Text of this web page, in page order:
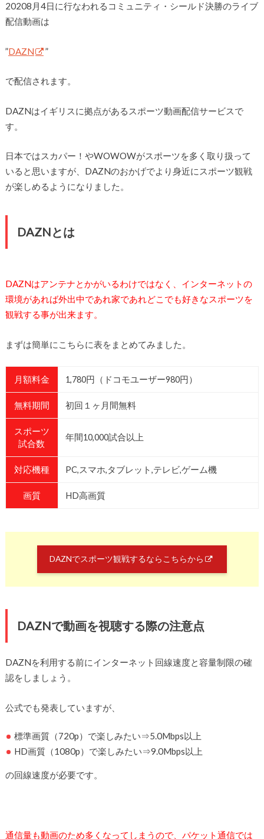
20208月4日に行なわれるコミュニティ・シールド決勝のライブ
配信動画は
”DAZN ”
で配信されます。
DAZNはイギリスに拠点があるスポーツ動画配信サービスで
す。
日本ではスカパー！やWOWOWがスポーツを多く取り扱って
いると思いますが、DAZNのおかげでより身近にスポーツ観戦
が楽しめるようになりました。
DAZNとは
DAZNはアンテナとかがいるわけではなく、インターネットの
環境があれば外出中であれ家であれどこでも好きなスポーツを
観戦する事が出来ます。
まずは簡単にこちらに表をまとめてみました。
月額料金 1,780円（ドコモユーザー980円）
無料期間 初回１ヶ月間無料
スポーツ
試合数
年間10,000試合以上
対応機種 PC,スマホ,タブレット,テレビ,ゲーム機
画質 HD高画質
DAZNでスポーツ観戦するならこちらから
DAZNで動画を視聴する際の注意点
DAZNを利用する前にインターネット回線速度と容量制限の確
認をしましょう。
公式でも発表していますが、
標準画質（720p）で楽しみたい⇒5.0Mbps以上
HD画質（1080p）で楽しみたい⇒9.0Mbps以上
の回線速度が必要です。
通信量も動画のため多くなってしまうので、パケット通信では